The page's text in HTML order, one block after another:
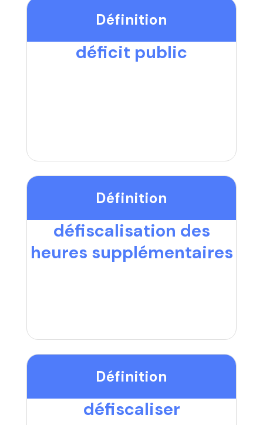
Définition
déficit public
Définition
défiscalisation des
heures supplémentaires
Définition
défiscaliser